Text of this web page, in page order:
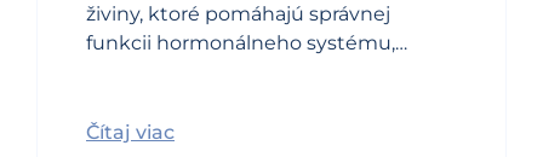
živiny, ktoré pomáhajú správnej
funkcii hormonálneho systému,…
Čítaj viac